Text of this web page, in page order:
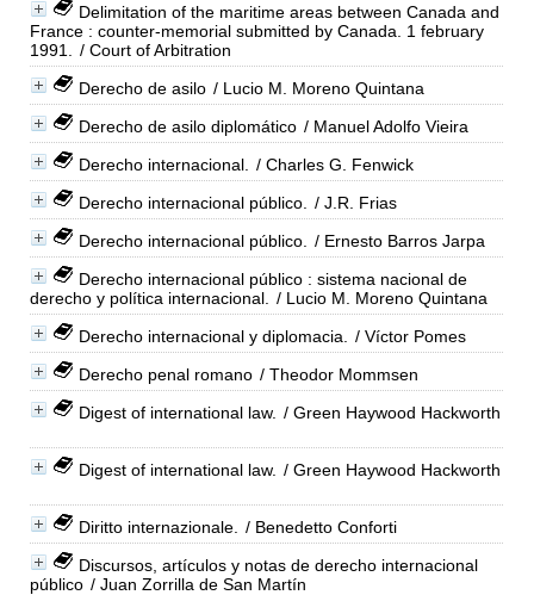
Delimitation of the maritime areas between Canada and
France : counter-memorial submitted by Canada. 1 february
1991.
/ Court of Arbitration
Derecho de asilo / Lucio M. Moreno Quintana
Derecho de asilo diplomático / Manuel Adolfo Vieira
Derecho internacional.
/ Charles G. Fenwick
Derecho internacional público.
/ J.R. Frias
Derecho internacional público.
/ Ernesto Barros Jarpa
Derecho internacional público : sistema nacional de
derecho y política internacional.
/ Lucio M. Moreno Quintana
Derecho internacional y diplomacia.
/ Víctor Pomes
Derecho penal romano / Theodor Mommsen
Digest of international law. / Green Haywood Hackworth
Digest of international law. / Green Haywood Hackworth
Diritto internazionale.
/ Benedetto Conforti
Discursos, artículos y notas de derecho internacional
público / Juan Zorrilla de San Martín